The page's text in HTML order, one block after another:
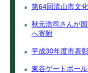
第64回流山市文
秋元浩司さんが
へ寄附
平成30年度市表彰
東谷ゲートボー